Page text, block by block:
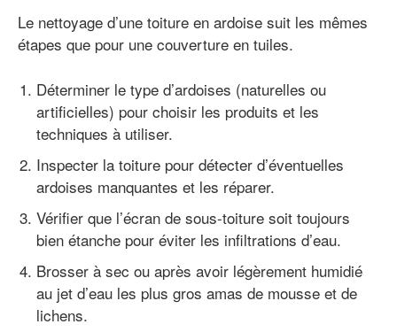
Le nettoyage d’une toiture en ardoise suit les mêmes
étapes que pour une couverture en tuiles.
Déterminer le type d’ardoises (naturelles ou
artificielles) pour choisir les produits et les
techniques à utiliser.
Inspecter la toiture pour détecter d’éventuelles
ardoises manquantes et les réparer.
Vérifier que l’écran de sous-toiture soit toujours
bien étanche pour éviter les infiltrations d’eau.
Brosser à sec ou après avoir légèrement humidié
au jet d’eau les plus gros amas de mousse et de
lichens.